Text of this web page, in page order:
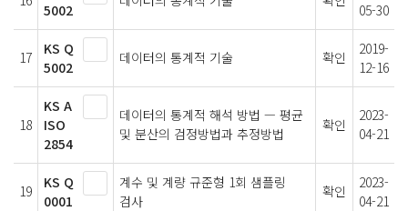
5002
05-30
17
KS Q
5002
데이터의 통계적 기술 확인
2019-
12-16
18
KS A
ISO
2854
데이터의 통계적 해석 방법 — 평균
및 분산의 검정방법과 추정방법
확인
2023-
04-21
19
KS Q
0001
계수 및 계량 규준형 1회 샘플링
검사
확인
2023-
04-21